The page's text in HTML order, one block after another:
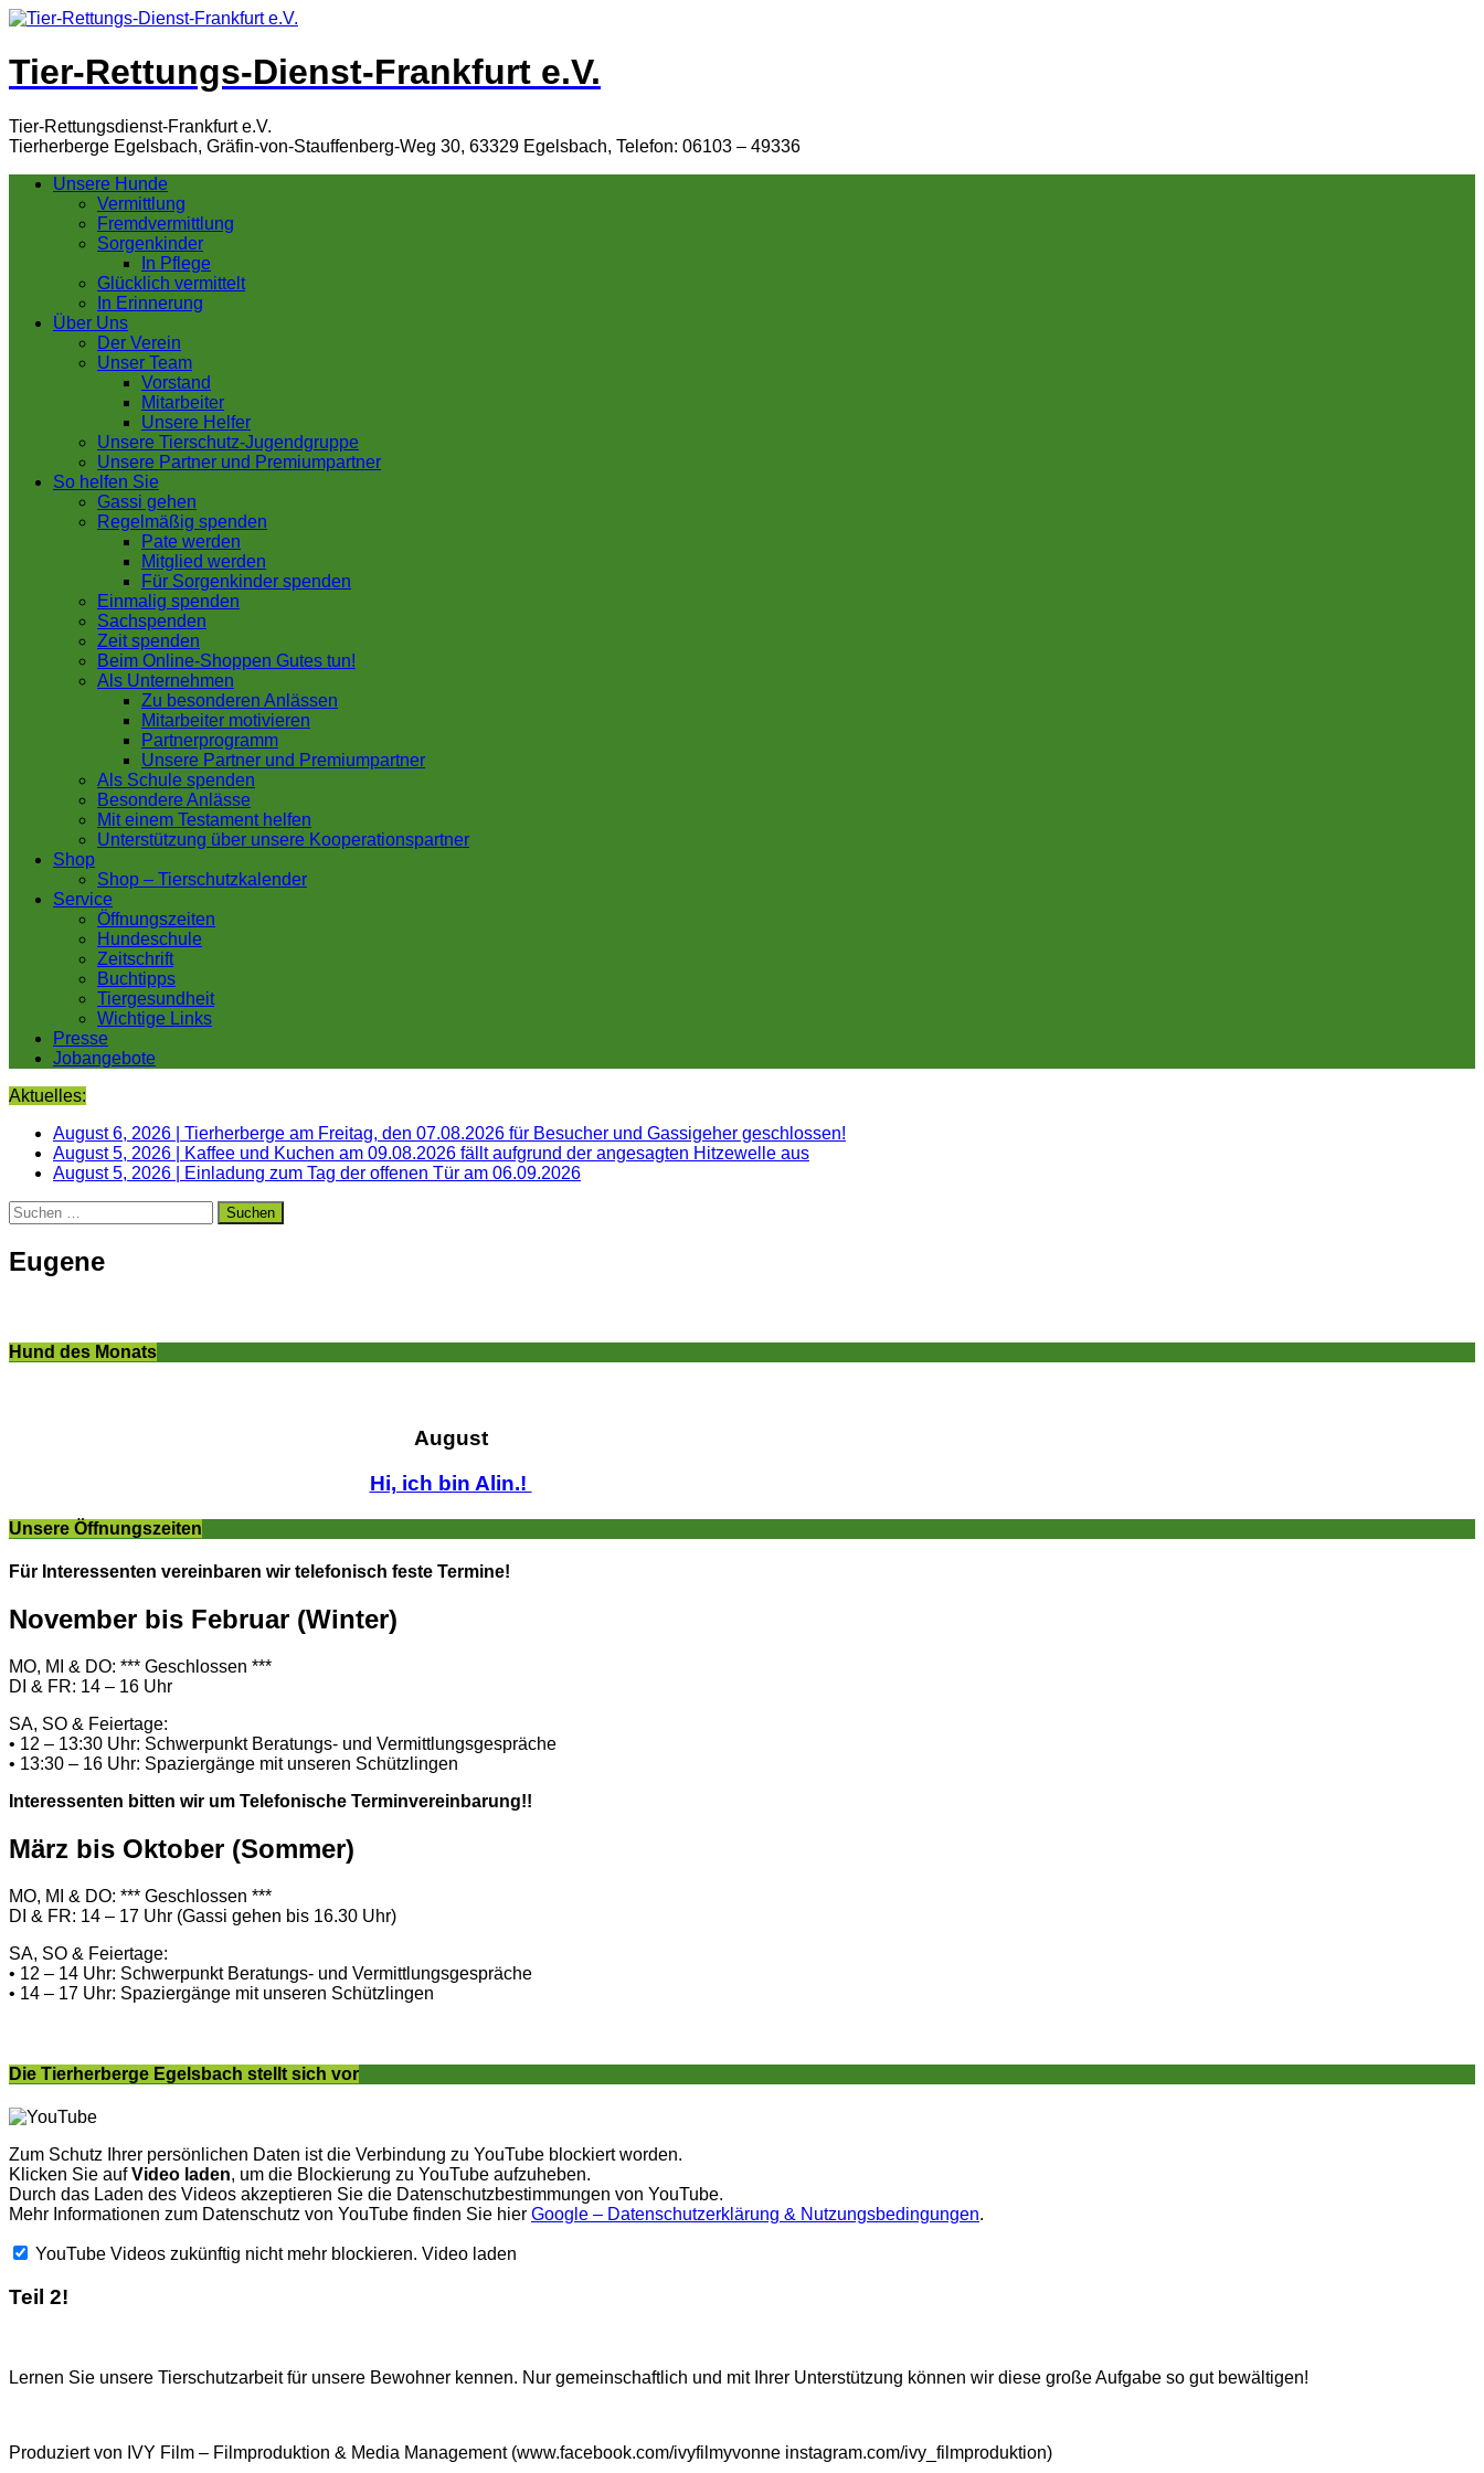
Tier-Rettungs-Dienst-Frankfurt e.V.
Tier-Rettungsdienst-Frankfurt e.V.
Tierherberge Egelsbach, Gräfin-von-Stauffenberg-Weg 30, 63329 Egelsbach, Telefon: 06103 – 49336
Unsere Hunde
Vermittlung
Fremdvermittlung
Sorgenkinder
In Pflege
Glücklich vermittelt
In Erinnerung
Über Uns
Der Verein
Unser Team
Vorstand
Mitarbeiter
Unsere Helfer
Unsere Tierschutz-Jugendgruppe
Unsere Partner und Premiumpartner
So helfen Sie
Gassi gehen
Regelmäßig spenden
Pate werden
Mitglied werden
Für Sorgenkinder spenden
Einmalig spenden
Sachspenden
Zeit spenden
Beim Online-Shoppen Gutes tun!
Als Unternehmen
Zu besonderen Anlässen
Mitarbeiter motivieren
Partnerprogramm
Unsere Partner und Premiumpartner
Als Schule spenden
Besondere Anlässe
Mit einem Testament helfen
Unterstützung über unsere Kooperationspartner
Shop
Shop – Tierschutzkalender
Service
Öffnungszeiten
Hundeschule
Zeitschrift
Buchtipps
Tiergesundheit
Wichtige Links
Presse
Jobangebote
Aktuelles:
August 6, 2026
Tierherberge am Freitag, den 07.08.2026 für Besucher und Gassigeher geschlossen!
August 5, 2026
Kaffee und Kuchen am 09.08.2026 fällt aufgrund der angesagten Hitzewelle aus
August 5, 2026
Einladung zum Tag der offenen Tür am 06.09.2026
Suchen
nach:
Eugene
Hund des Monats
August
Hi, ich bin Alin.!
Unsere Öffnungszeiten
Für Interessenten vereinbaren wir telefonisch feste Termine!
November bis Februar (Winter)
MO, MI & DO: *** Geschlossen ***
DI & FR: 14 – 16 Uhr
SA, SO & Feiertage:
• 12 – 13:30 Uhr: Schwerpunkt Beratungs- und Vermittlungsgespräche
• 13:30 – 16 Uhr: Spaziergänge mit unseren Schützlingen
Interessenten bitten wir um Telefonische Terminvereinbarung!!
März bis Oktober (Sommer)
MO, MI & DO: *** Geschlossen ***
DI & FR: 14 – 17 Uhr (Gassi gehen bis 16.30 Uhr)
SA, SO & Feiertage:
• 12 – 14 Uhr: Schwerpunkt Beratungs- und Vermittlungsgespräche
• 14 – 17 Uhr: Spaziergänge mit unseren Schützlingen
Die Tierherberge Egelsbach stellt sich vor
Zum Schutz Ihrer persönlichen Daten ist die Verbindung zu YouTube blockiert worden.
Klicken Sie aufVideo laden, um die Blockierung zu YouTube aufzuheben.
Durch das Laden des Videos akzeptieren Sie die Datenschutzbestimmungen von YouTube.
Mehr Informationen zum Datenschutz von YouTube finden Sie hier Google – Datenschutzerklärung & Nutzungsbedingungen.
YouTube Videos zukünftig nicht mehr blockieren. Video laden
Teil 2!
Lernen Sie unsere Tierschutzarbeit für unsere Bewohner kennen. Nur gemeinschaftlich und mit Ihrer Unterstützung können wir diese große Aufgabe so gut bewältigen!
Produziert von IVY Film – Filmproduktion & Media Management (www.facebook.com/ivyfilmyvonne instagram.com/ivy_filmproduktion)